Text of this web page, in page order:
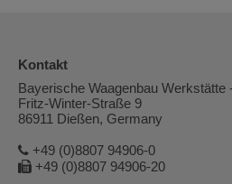
Kontakt
Bayerische Waagenbau Werkstätte
Fritz-Winter-Straße 9
86911 Dießen, Germany
+49 (0)8807 94906-0
+49 (0)8807 94906-20